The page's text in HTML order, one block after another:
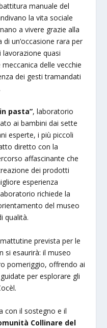
manuale del
la vita sociale
a vivere grazie alla
un’occasione rara per
lavorazione quasi
delle vecchie
dei gesti tramandati
pasta”, laboratorio
ai bambini dai sette
esperte, i più piccoli
diretto con la
affascinante che
dei prodotti
esperienza
richiede la
del museo
qualità.
prevista per le
si esaurirà: il museo
pomeriggio, offrendo ai
per esplorare gli
con il sostegno e il
Collinare del